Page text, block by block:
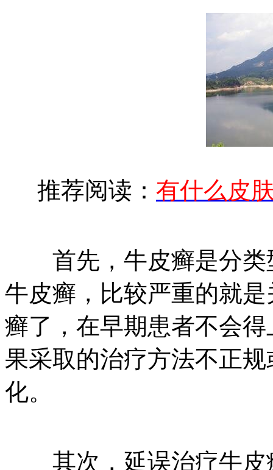
推荐阅读： 有什么皮
首先，牛皮癣是分类
牛皮癣，比较严重的就
癣了，在早期患者不会
果采取的治疗方法不正
化。
其次，延误治疗牛皮